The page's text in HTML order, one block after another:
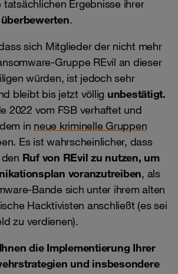
Ergebnisse ihrer
.
sich Mitglieder der nicht mehr
Gruppe REvil an dieser
würden, ist jedoch sehr
bleibt bis jetzt völlig unbestätigt.
2022 vom FSB verhaftet und
in neue kriminelle Gruppen
Es ist wahrscheinlicher, dass
Ruf von REvil zu nutzen, um
voranzutreiben, als
Bande sich unter ihrem alten
Hacktivisten anschließt (es sei
zu verdienen).
die Implementierung Ihrer
und insbesondere